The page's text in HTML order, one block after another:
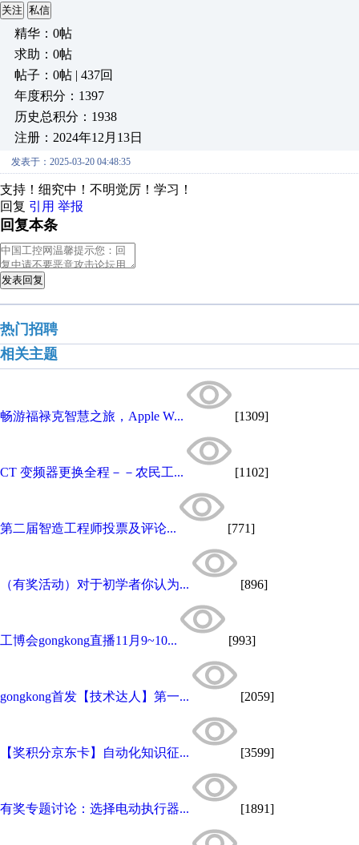
关注 私信
精华：0帖
求助：0帖
帖子：0帖 | 437回
年度积分：1397
历史总积分：1938
注册：2024年12月13日
发表于：2025-03-20 04:48:35
支持！细究中！不明觉厉！学习！
回复 引用 举报
回复本条
发表回复
热门招聘
相关主题
畅游福禄克智慧之旅，Apple W... [1309]
CT 变频器更换全程－－农民工... [1102]
第二届智造工程师投票及评论... [771]
（有奖活动）对于初学者你认为... [896]
工博会gongkong直播11月9~10... [993]
gongkong首发【技术达人】第一... [2059]
【奖积分京东卡】自动化知识征... [3599]
有奖专题讨论：选择电动执行器... [1891]